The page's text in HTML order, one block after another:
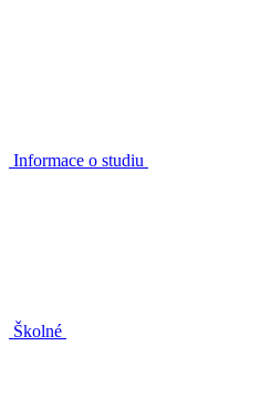
Informace o studiu
Školné